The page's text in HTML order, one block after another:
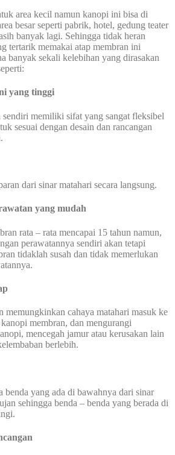
area kecil namun kanopi ini bisa di
besar seperti pabrik, hotel, gedung teater
banyak lagi. Sehingga tidak heran
tertarik memakai atap membran ini
banyak sekali kelebihan yang dirasakan
yang tinggi
memiliki sifat yang sangat fleksibel
sesuai dengan desain dan rancangan
dari sinar matahari secara langsung.
yang mudah
rata – rata mencapai 15 tahun namun,
perawatannya sendiri akan tetapi
tidaklah susah dan tidak memerlukan
memungkinkan cahaya matahari masuk ke
membran, dan mengurangi
mencegah jamur atau kerusakan lain
berlebih.
benda yang ada di bawahnya dari sinar
sehingga benda – benda yang berada di